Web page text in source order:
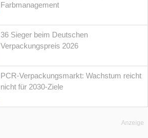
Farbmanagement
36 Sieger beim Deutschen
Verpackungspreis 2026
PCR-Verpackungsmarkt: Wachstum reicht
nicht für 2030-Ziele
Anzeige